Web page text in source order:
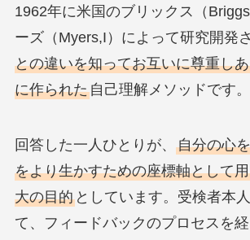
1962年に米国のブリックス（
ーズ（Myers,I）によって研究開発さ
との違いを知ってお互いに尊重し
に作られた自己理解メソッドです。
回答した一人ひとりが、 自分の心
をより生かすための座標軸として
大の目的としています。受検者本
て、フィードバックのプロセスを